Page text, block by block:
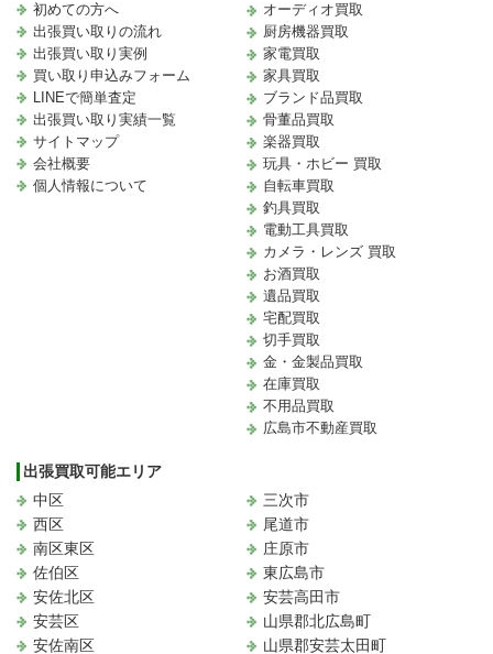
初めての方へ
出張買い取りの流れ
出張買い取り実例
買い取り申込みフォーム
LINEで簡単査定
出張買い取り実績一覧
サイトマップ
会社概要
個人情報について
オーディオ買取
厨房機器買取
家電買取
家具買取
ブランド品買取
骨董品買取
楽器買取
玩具・ホビー 買取
自転車買取
釣具買取
電動工具買取
カメラ・レンズ 買取
お酒買取
遺品買取
宅配買取
切手買取
金・金製品買取
在庫買取
不用品買取
広島市不動産買取
出張買取可能エリア
中区
西区
南区東区
佐伯区
安佐北区
安芸区
安佐南区
三次市
尾道市
庄原市
東広島市
安芸高田市
山県郡北広島町
山県郡安芸太田町